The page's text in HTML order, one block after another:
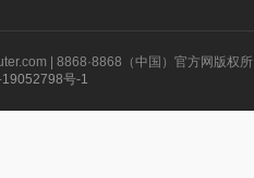
| 8868·8868（中国）官方网版权所
号-1